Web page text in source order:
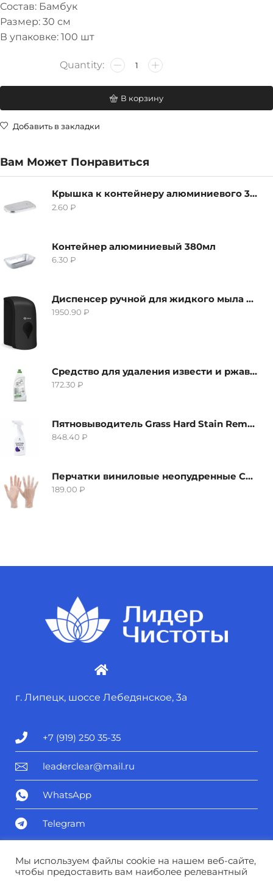
Состав: Бамбук
Размер: 30 см
В упаковке: 100 шт
В корзину
Добавить в закладки
Вам Может Понравиться
Крышка к контейнеру алюминиевого 380мл
2.60 ₽
Контейнер алюминиевый 380мл
6.30 ₽
Диспенсер ручной для жидкого мыла Grass IT-0638, черный
1950.90 ₽
Средство для удаления извести и ржавчины Grass Gloss-Gel, 500мл
172.30 ₽
Пятновыводитель Grass Hard Stain Remover, 600мл
848.40 ₽
Перчатки виниловые неопудренные CTP-BS, размер S
189.00 ₽
г. Липецк, шоссе Лебедянское, 3а
+7 (919) 250 35-35
leaderclear@mail.ru
WhatsApp
Telegram
Политика конфиденциальности
Мы используем файлы cookie на нашем веб-сайте,
чтобы предоставить вам наиболее релевантный